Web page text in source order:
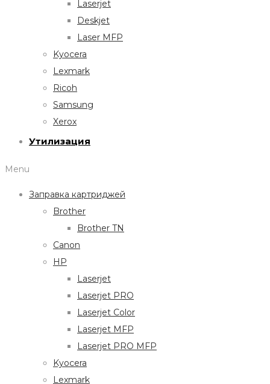
Laserjet
Deskjet
Laser MFP
Kyocera
Lexmark
Ricoh
Samsung
Xerox
Утилизация
Menu
Заправка картриджей
Brother
Brother TN
Canon
HP
Laserjet
Laserjet PRO
Laserjet Color
Laserjet MFP
Laserjet PRO MFP
Kyocera
Lexmark